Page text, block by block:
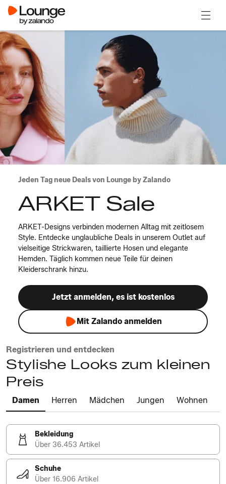
Jeden Tag neue Deals von Lounge by Zalando
ARKET Sale
ARKET-Designs verbinden modernen Alltag mit zeitlosem
Style. Entdecke unglaubliche Deals in unserem Outlet auf
vielseitige Strickwaren, taillierte Hosen und elegante
Hemden. Täglich kommen neue Teile für deinen
Kleiderschrank hinzu.
Jetzt anmelden, es ist kostenlos
Mit Zalando anmelden
Registrieren und entdecken
Stylishe Looks zum kleinen
Preis
Damen Herren Mädchen Jungen Wohnen
Bekleidung
Über 36.453 Artikel
Schuhe
Über 16.906 Artikel